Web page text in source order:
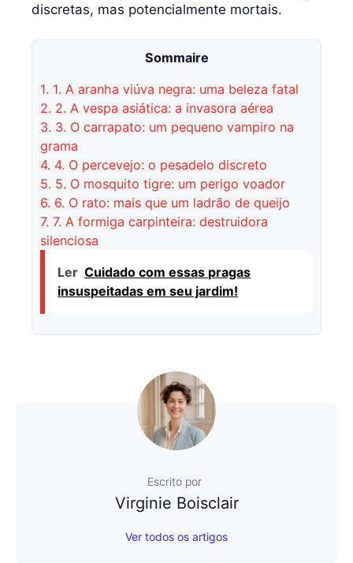
discretas, mas potencialmente mortais.
Sommaire
1. 1. A aranha viúva negra: uma beleza fatal
2. 2. A vespa asiática: a invasora aérea
3. 3. O carrapato: um pequeno vampiro na
grama
4. 4. O percevejo: o pesadelo discreto
5. 5. O mosquito tigre: um perigo voador
6. 6. O rato: mais que um ladrão de queijo
7. 7. A formiga carpinteira: destruidora
silenciosa
Ler Cuidado com essas pragas
insuspeitadas em seu jardim!
Escrito por
Virginie Boisclair
Ver todos os artigos